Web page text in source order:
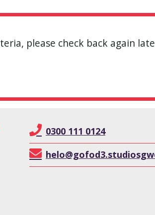
please check back again
0300 111 0124